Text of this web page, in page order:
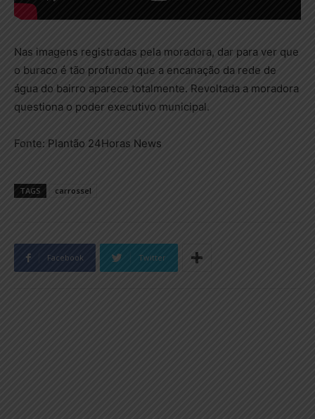
Nas imagens registradas pela moradora, dar para ver que
o buraco é tão profundo que a encanação da rede de
água do bairro aparece totalmente. Revoltada a moradora
questiona o poder executivo municipal.
Fonte: Plantão 24Horas News
TAGS carrossel
Facebook Twitter